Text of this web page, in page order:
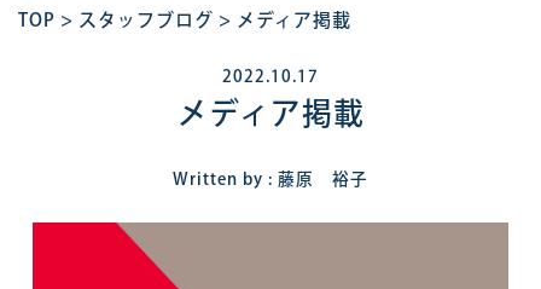
TOP > スタッフブログ > メディア掲載
2022.10.17
メディア掲載
Written by : 藤原 裕子